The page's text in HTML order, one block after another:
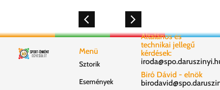
Menü
Sztorik
Események
Általános és
technikai jellegű
kérdések:
Biró Dávid - elnök